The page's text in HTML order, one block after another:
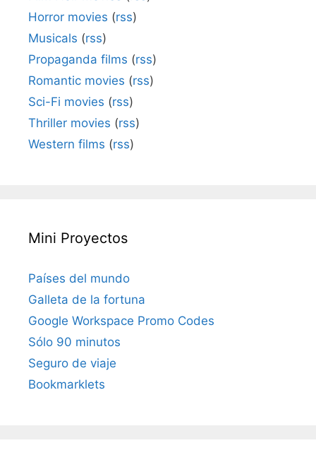
Horror movies (rss)
Musicals (rss)
Propaganda films (rss)
Romantic movies (rss)
Sci-Fi movies (rss)
Thriller movies (rss)
Western films (rss)
Mini Proyectos
Países del mundo
Galleta de la fortuna
Google Workspace Promo Codes
Sólo 90 minutos
Seguro de viaje
Bookmarklets